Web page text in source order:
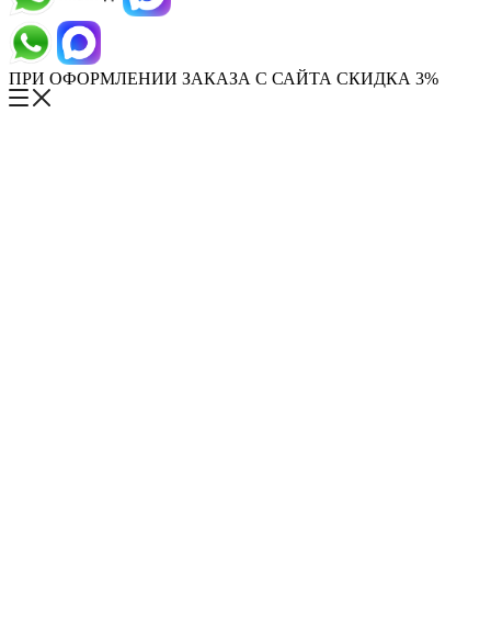
ПРИ ОФОРМЛЕНИИ ЗАКАЗА С САЙТА СКИДКА 3%